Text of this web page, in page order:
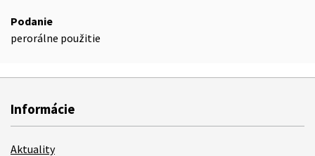
Podanie
perorálne použitie
Informácie
Aktuality